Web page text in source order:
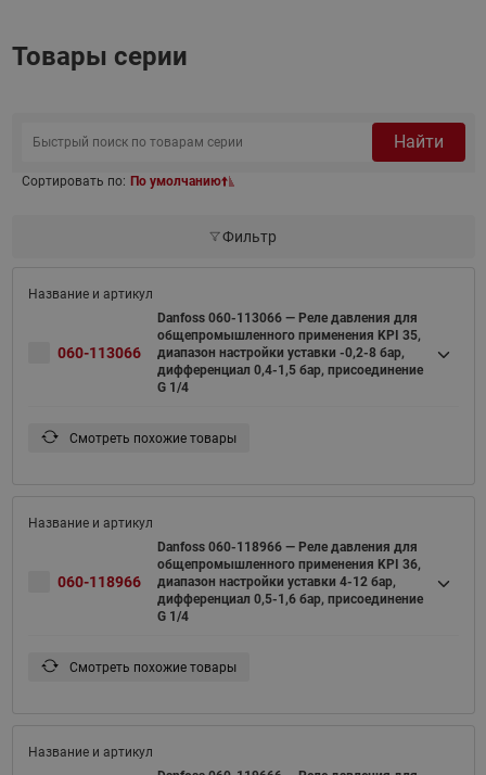
Товары серии
Найти
Сортировать по: По умолчанию
Фильтр
060-113066
Danfoss 060-113066 — Реле давления для
общепромышленного применения KPI 35,
диапазон настройки уставки -0,2-8 бар,
дифференциал 0,4-1,5 бар, присоединение
G 1/4
Смотреть похожие товары
060-118966
Danfoss 060-118966 — Реле давления для
общепромышленного применения KPI 36,
диапазон настройки уставки 4-12 бар,
дифференциал 0,5-1,6 бар, присоединение
G 1/4
Смотреть похожие товары